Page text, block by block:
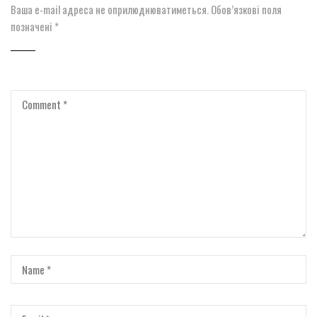
Ваша e-mail адреса не оприлюднюватиметься. Обов’язкові поля
позначені *